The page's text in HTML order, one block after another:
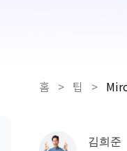
홈 > 팁 >
김희준